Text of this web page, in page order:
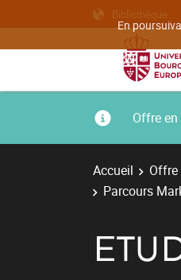
En
Bibliothèque
Offre
Accueil
Parcours